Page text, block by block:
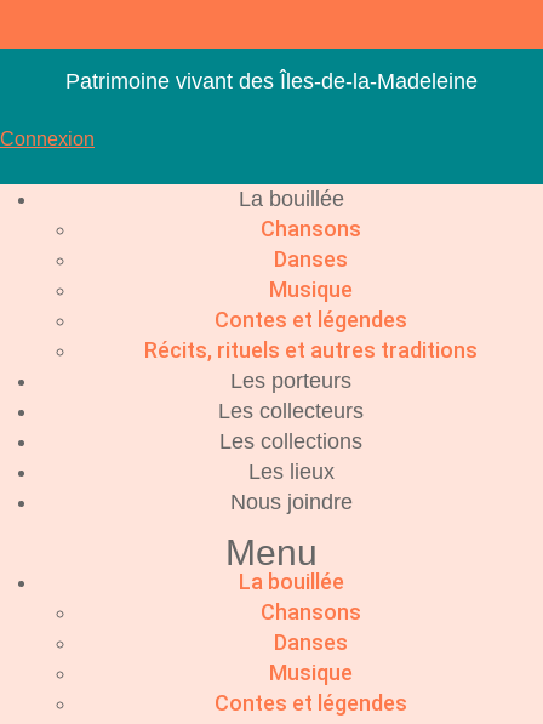
contenu
Patrimoine vivant des Îles-de-la-Madeleine
Connexion
La bouillée
Chansons
Danses
Musique
Contes et légendes
Récits, rituels et autres traditions
Les porteurs
Les collecteurs
Les collections
Les lieux
Nous joindre
Menu
La bouillée
Chansons
Danses
Musique
Contes et légendes